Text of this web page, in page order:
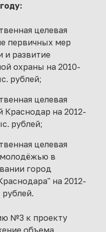
целевая
первичных мер
и развитие
охраны на 2010-
рублей;
целевая
Краснодар на 2012-
рублей;
целевая
в
город
на 2012-
№3 к проекту
объема